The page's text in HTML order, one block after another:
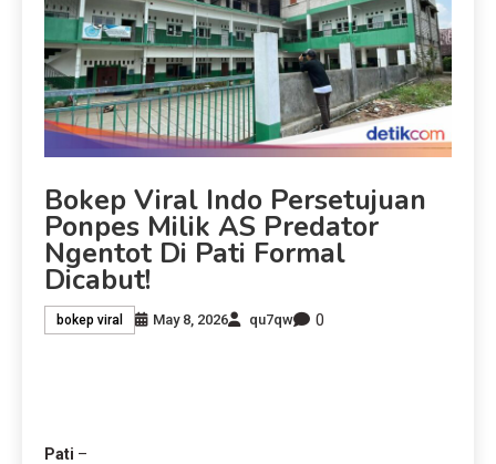
Bokep Viral Indo Persetujuan
Ponpes Milik AS Predator
Ngentot Di Pati Formal
Dicabut!
bokep viral May 8, 2026 qu7qw 0
Pati –